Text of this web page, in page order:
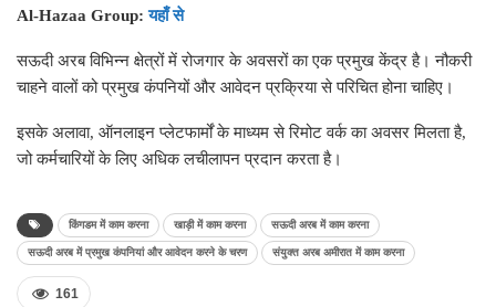
Al-Hazaa Group:यहाँ से
सऊदी अरब विभिन्न क्षेत्रों में रोजगार के अवसरों का एक प्रमुख केंद्र है। नौकरी
चाहने वालों को प्रमुख कंपनियों और आवेदन प्रक्रिया से परिचित होना चाहिए।
इसके अलावा, ऑनलाइन प्लेटफार्मों के माध्यम से रिमोट वर्क का अवसर मिलता है,
जो कर्मचारियों के लिए अधिक लचीलापन प्रदान करता है।
किंगडम में काम करना खाड़ी में काम करना सऊदी अरब में काम करना
सऊदी अरब में प्रमुख कंपनियां और आवेदन करने के चरण संयुक्त अरब अमीरात में काम करना
161